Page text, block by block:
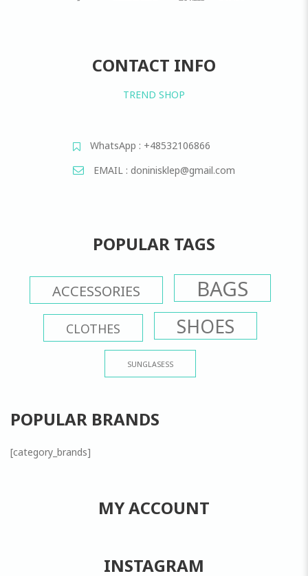
CONTACT INFO
TREND SHOP
WhatsApp : +48532106866
EMAIL : doninisklep@gmail.com
POPULAR TAGS
ACCESSORIES BAGS
CLOTHES SHOES
SUNGLASESS
POPULAR BRANDS
[category_brands]
MY ACCOUNT
INSTAGRAM